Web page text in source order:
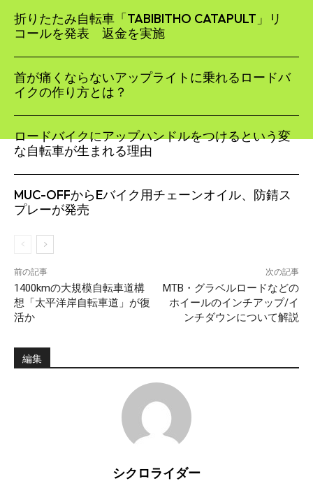
折りたたみ自転車「TABIBITHO CATAPULT」リ
コールを発表 返金を実施
首が痛くならないアップライトに乗れるロードバ
イクの作り方とは？
ロードバイクにアップハンドルをつけるという変
な自転車が生まれる理由
MUC-OFFからEバイク用チェーンオイル、防錆ス
プレーが発売
前の記事
1400kmの大規模自転車道構
想「太平洋岸自転車道」が復
活か
次の記事
MTB・グラベルロードなどの
ホイールのインチアップ/イ
ンチダウンについて解説
編集
シクロライダー